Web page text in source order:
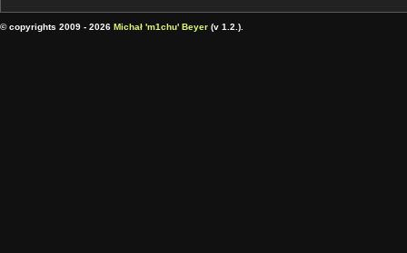
© copyrights 2009 - 2026 Michał 'm1chu' Beyer (v 1.2.).